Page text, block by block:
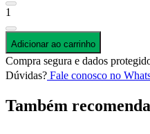
1
Adicionar ao carrinho
Compra segura e dados
Dúvidas? Fale conosco no
Também